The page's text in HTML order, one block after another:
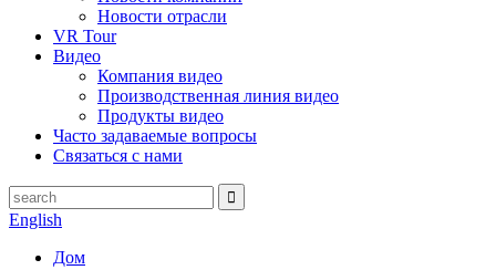
Новости отрасли
VR Tour
Видео
Компания видео
Производственная линия видео
Продукты видео
Часто задаваемые вопросы
Связаться с нами
English
Дом